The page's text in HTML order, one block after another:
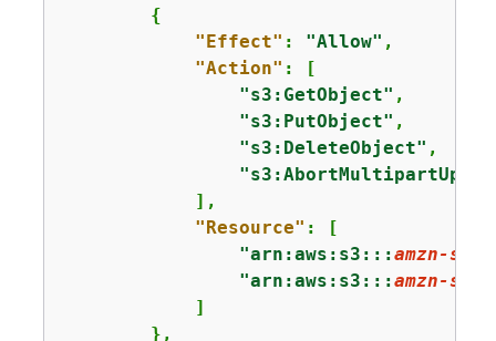
{
"Effect" : "Allow" ,
"Action" : [
"s3:GetObject" ,
"s3:PutObject" ,
"s3:DeleteObject" ,
            ],
"Resource" : [
"arn:aws:s3:::amzn-s3-
"arn:aws:s3:::amzn-s3-
            ]
        },